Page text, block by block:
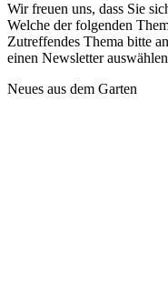
Wir freuen uns, dass Sie
Welche der folgenden
Zutreffendes Thema bitte
einen Newsletter
Neues aus dem Garten